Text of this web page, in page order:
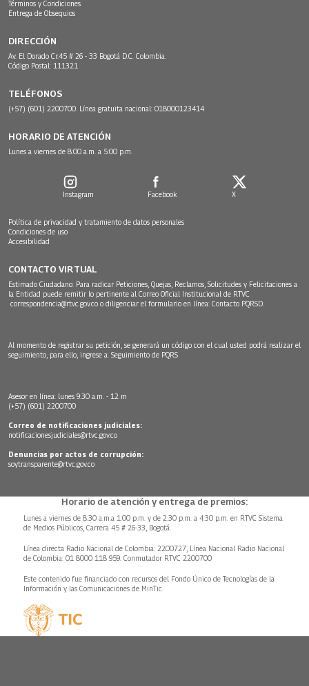
Términos y Condiciones
Entrega de Obsequios
DIRECCIÓN
Av. El Dorado Cr.45 # 26 - 33 Bogotá D.C. Colombia.
Código Postal: 111321
TELÉFONOS
(+57) (601) 2200700. Línea gratuita nacional: 018000123414
HORARIO DE ATENCIÓN
Lunes a viernes de 8:00 a.m. a 5:00 p.m.
Instagram Facebook X
Política de privacidad y tratamiento de datos personales
Condiciones de uso
Accesibilidad
CONTACTO VIRTUAL
Estimado Ciudadano: Para radicar Peticiones, Quejas, Reclamos, Solicitudes y Felicitaciones a
la Entidad puede remitir lo pertinente al Correo Oficial Institucional de RTVC
correspondencia@rtvc.gov.co o diligenciar el formulario en línea: Contacto PQRSD.
Al momento de registrar su petición, se generará un código con el cual usted podrá realizar el
seguimiento, para ello, ingrese a: Seguimiento de PQRS
Asesor en línea: lunes 9:30 a.m. - 12 m
(+57) (601) 2200700
Correo de notificaciones judiciales:
notificacionesjudiciales@rtvc.gov.co
Denuncias por actos de corrupción:
soytransparente@rtvc.gov.co
Horario de atención y entrega de premios:
Lunes a viernes de 8:30 a.m.a 1:00 p.m. y de 2:30 p.m. a 4:30 p.m. en RTVC Sistema
de Medios Públicos, Carrera 45 # 26-33, Bogotá.
Línea directa Radio Nacional de Colombia: 2200727, Línea Nacional Radio Nacional
de Colombia: 01 8000 118 959. Conmutador RTVC 2200700
Este contenido fue financiado con recursos del Fondo Único de Tecnologías de la
Información y las Comunicaciones de MinTic.